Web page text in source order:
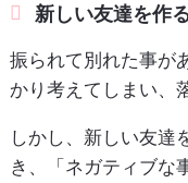
新しい友達を作
振られて別れた事が
かり考えてしまい、
しかし、新しい友達
き、「ネガティブな